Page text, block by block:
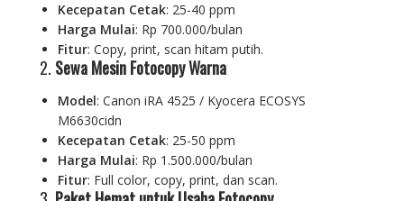
Kecepatan Cetak: 25-40 ppm
Harga Mulai: Rp 700.000/bulan
Fitur: Copy, print, scan hitam putih.
2. Sewa Mesin Fotocopy Warna
Model: Canon iRA 4525 / Kyocera ECOSYS
M6630cidn
Kecepatan Cetak: 25-50 ppm
Harga Mulai: Rp 1.500.000/bulan
Fitur: Full color, copy, print, dan scan.